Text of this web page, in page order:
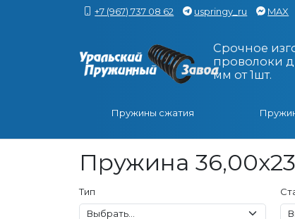
+7 (967) 737 08 62 uspringy_ru MAX
Срочное
проволоки
мм от 1шт.
Пружины сжатия
Пружина
Тип